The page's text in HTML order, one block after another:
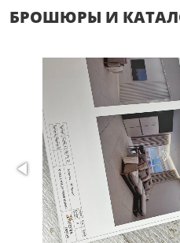
БРОШЮРЫ И